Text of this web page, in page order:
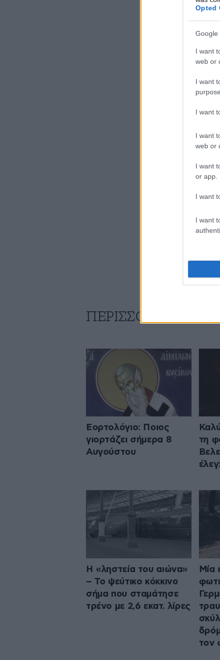
Opted
Google
I want
web or
I want
I want
I want
web or
I want
or app.
I want
I want
ΠΕΡΙΣΣΟΤΕΡΑ ΑΠΟ
Εορτολόγιο: Ποιος
γιορτάζει σήμερα 8
Αυγούστου
τη
Η «ληστεία του αιώνα»
– Το ψεύτικο κόκκινο
σήμα που σταμάτησε
τρένο με 2,6 εκατ. λίρες
Μία
τον